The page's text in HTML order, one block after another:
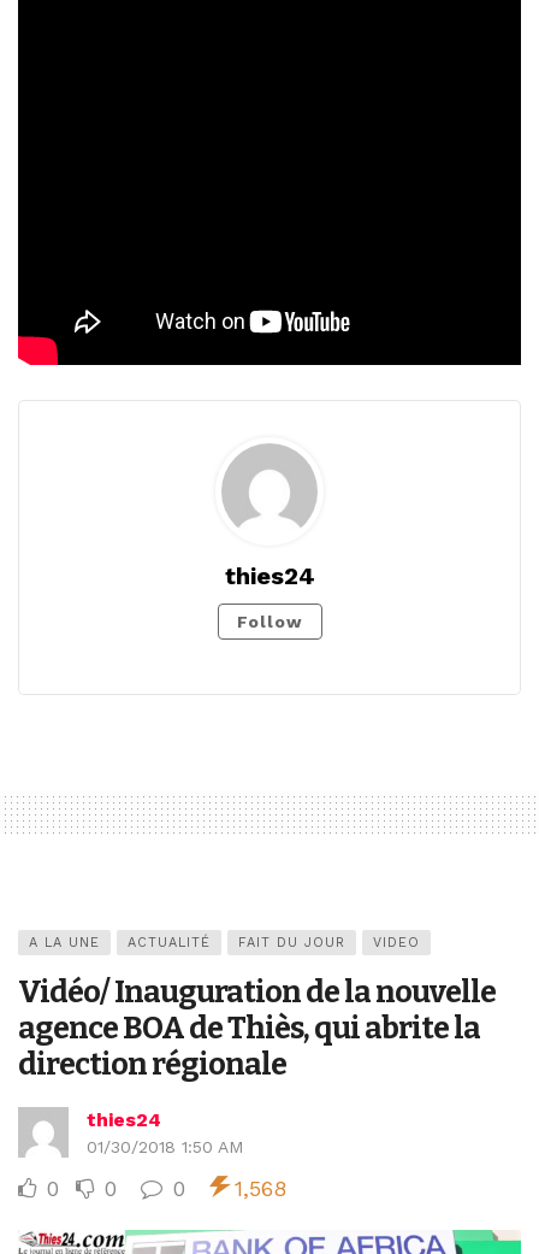
thies24
Follow
A LA UNE ACTUALITÉ FAIT DU JOUR VIDEO
Vidéo/ Inauguration de la nouvelle
agence BOA de Thiès, qui abrite la
direction régionale
thies24
01/30/2018 1:50 AM
0 0 0 1,568